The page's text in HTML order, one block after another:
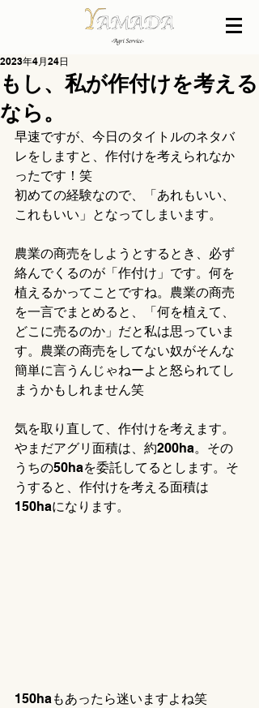
もし、私が作付けを考える
なら。
2023年4月24日
早速ですが、今日のタイトルのネタバ
レをしますと、作付けを考えられなか
ったです！笑
初めての経験なので、「あれもいい、
これもいい」となってしまいます。
農業の商売をしようとするとき、必ず
絡んでくるのが「作付け」です。何を
植えるかってことですね。農業の商売
を一言でまとめると、「何を植えて、
どこに売るのか」だと私は思っていま
す。農業の商売をしてない奴がそんな
簡単に言うんじゃねーよと怒られてし
まうかもしれません笑
気を取り直して、作付けを考えます。
やまだアグリ面積は、約200ha。その
うちの50haを委託してるとします。そ
うすると、作付けを考える面積は
150haになります。
150haもあったら迷いますよね笑